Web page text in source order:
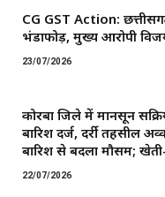
CG GST Action:
भंडाफोड़, मुख्य आरोपी
23/07/2026
कोरबा जिले में मानसून
बारिश दर्ज, दर्री तहसील
बारिश से बदला मौसम;
22/07/2026